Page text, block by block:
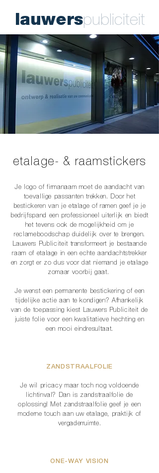
lauwerspubliciteit
etalage- & raamstickers
Je logo of firmanaam moet de aandacht van
toevallige passanten trekken. Door het
bestickeren van je etalage of ramen geef je je
bedrijfspand een professioneel uiterlijk en biedt
het tevens ook de mogelijkheid om je
reclameboodschap duidelijk over te brengen.
Lauwers Publiciteit transformeert je bestaande
raam of etalage in een echte aandachtstrekker
en zorgt er zo dus voor dat niemand je etalage
zomaar voorbij gaat.
Je wenst een permanente bestickering of een
tijdelijke actie aan te kondigen? Afhankelijk
van de toepassing kiest Lauwers Publiciteit de
juiste folie voor een kwalitatieve hechting en
een mooi eindresultaat.
ZANDSTRAALFOLIE
Je wil pricacy maar toch nog voldoende
lichtinval? Dan is zandstraalfolie de
oplossing! Met zandstraalfolie geef je een
moderne touch aan uw etalage, praktijk of
vergaderruimte.
ONE-WAY VISION